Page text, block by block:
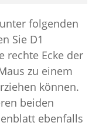
folgenden
Sie D1
rechte Ecke der
zu einem
können.
beiden
ebenfalls